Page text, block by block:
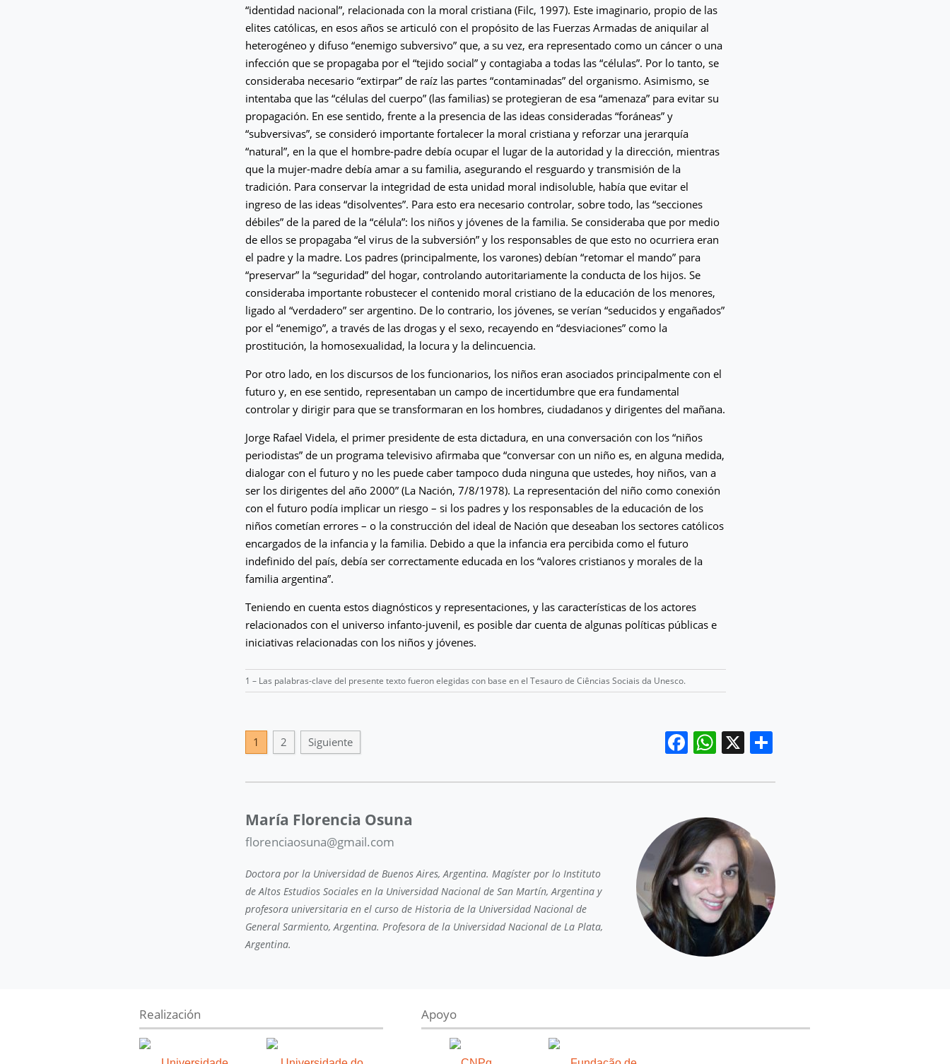
“identidad nacional”, relacionada con la moral cristiana (Filc, 1997). Este imaginario, propio de las
elites católicas, en esos años se articuló con el propósito de las Fuerzas Armadas de aniquilar al
heterogéneo y difuso “enemigo subversivo” que, a su vez, era representado como un cáncer o una
infección que se propagaba por el “tejido social” y contagiaba a todas las “células”. Por lo tanto, se
consideraba necesario “extirpar” de raíz las partes “contaminadas” del organismo. Asimismo, se
intentaba que las “células del cuerpo” (las familias) se protegieran de esa “amenaza” para evitar su
propagación. En ese sentido, frente a la presencia de las ideas consideradas “foráneas” y
“subversivas”, se consideró importante fortalecer la moral cristiana y reforzar una jerarquía
“natural”, en la que el hombre-padre debía ocupar el lugar de la autoridad y la dirección, mientras
que la mujer-madre debía amar a su familia, asegurando el resguardo y transmisión de la
tradición. Para conservar la integridad de esta unidad moral indisoluble, había que evitar el
ingreso de las ideas “disolventes”. Para esto era necesario controlar, sobre todo, las “secciones
débiles” de la pared de la “célula”: los niños y jóvenes de la familia. Se consideraba que por medio
de ellos se propagaba “el virus de la subversión” y los responsables de que esto no ocurriera eran
el padre y la madre. Los padres (principalmente, los varones) debían “retomar el mando” para
“preservar” la “seguridad” del hogar, controlando autoritariamente la conducta de los hijos. Se
consideraba importante robustecer el contenido moral cristiano de la educación de los menores,
ligado al “verdadero” ser argentino. De lo contrario, los jóvenes, se verían “seducidos y engañados”
por el “enemigo”, a través de las drogas y el sexo, recayendo en “desviaciones” como la
prostitución, la homosexualidad, la locura y la delincuencia.
Por otro lado, en los discursos de los funcionarios, los niños eran asociados principalmente con el
futuro y, en ese sentido, representaban un campo de incertidumbre que era fundamental
controlar y dirigir para que se transformaran en los hombres, ciudadanos y dirigentes del mañana.
Jorge Rafael Videla, el primer presidente de esta dictadura, en una conversación con los “niños
periodistas” de un programa televisivo afirmaba que “conversar con un niño es, en alguna medida,
dialogar con el futuro y no les puede caber tampoco duda ninguna que ustedes, hoy niños, van a
ser los dirigentes del año 2000” (La Nación, 7/8/1978). La representación del niño como conexión
con el futuro podía implicar un riesgo – si los padres y los responsables de la educación de los
niños cometían errores – o la construcción del ideal de Nación que deseaban los sectores católicos
encargados de la infancia y la familia. Debido a que la infancia era percibida como el futuro
indefinido del país, debía ser correctamente educada en los “valores cristianos y morales de la
familia argentina”.
Teniendo en cuenta estos diagnósticos y representaciones, y las características de los actores
relacionados con el universo infanto-juvenil, es posible dar cuenta de algunas políticas públicas e
iniciativas relacionadas con los niños y jóvenes.
1 – Las palabras-clave del presente texto fueron elegidas con base en el Tesauro de Ciências Sociais da Unesco.
Facebook
WhatsApp
X
1 2 Siguiente
María Florencia Osuna
florenciaosuna@gmail.com
Doctora por la Universidad de Buenos Aires, Argentina. Magíster por lo Instituto
de Altos Estudios Sociales en la Universidad Nacional de San Martín, Argentina y
profesora universitaria en el curso de Historia de la Universidad Nacional de
General Sarmiento, Argentina. Profesora de la Universidad Nacional de La Plata,
Argentina.
Realización Apoyo